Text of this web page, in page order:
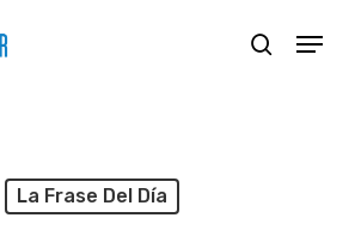
search
Menu
La Frase Del Día